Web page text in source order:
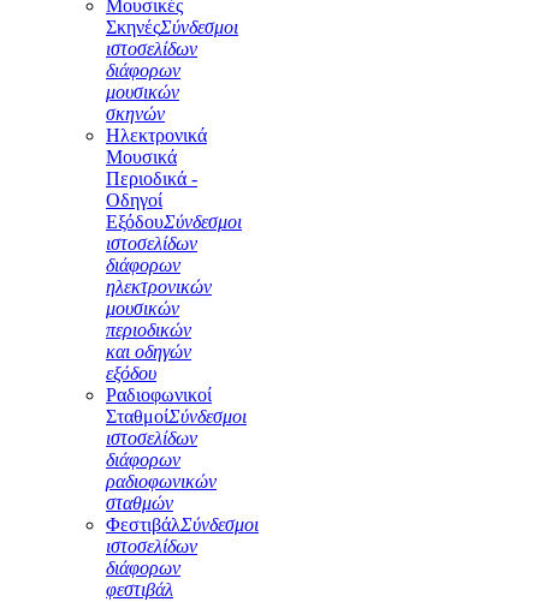
Μουσικές
ΣκηνέςΣύνδεσμοι
ιστοσελίδων
διάφορων
μουσικών
σκηνών
Ηλεκτρονικά
Μουσικά
Περιοδικά -
Οδηγοί
ΕξόδουΣύνδεσμοι
ιστοσελίδων
διάφορων
ηλεκτρονικών
μουσικών
περιοδικών
και οδηγών
εξόδου
Ραδιοφωνικοί
ΣταθμοίΣύνδεσμοι
ιστοσελίδων
διάφορων
ραδιοφωνικών
σταθμών
ΦεστιβάλΣύνδεσμοι
ιστοσελίδων
διάφορων
φεστιβάλ